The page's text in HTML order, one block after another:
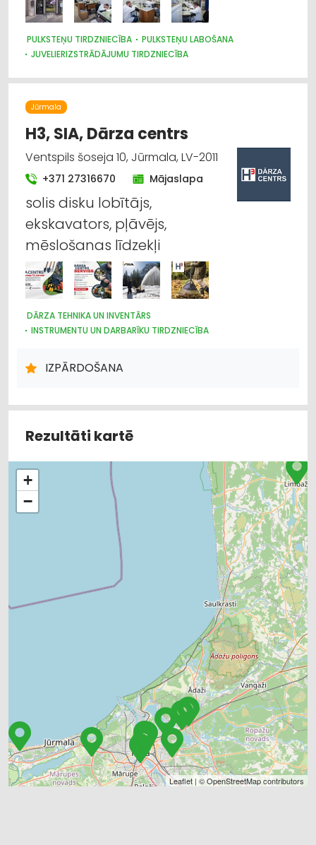
PULKSTEŅU TIRDZNIECĪBA
PULKSTEŅU LABOŠANA
JUVELIERIZSTRĀDĀJUMU TIRDZNIECĪBA
Jūrmala
H3, SIA, Dārza centrs
Ventspils šoseja 10, Jūrmala, LV-2011
+371 27316670 Mājaslapa
solis disku lobītājs,
ekskavators, pļāvējs,
mēslošanas līdzekļi
DĀRZA TEHNIKA UN INVENTĀRS
INSTRUMENTU UN DARBARĪKU TIRDZNIECĪBA
LABOŠANA, REMONTS
ELEKTRODZINĒJI, ELEKTROMOTORI, TO REMONTS
KOKU KOPŠANA, ARBORISTI
IZPĀRDOŠANA
Rezultāti kartē
+
−
Leaflet | ©OpenStreetMapcontributors